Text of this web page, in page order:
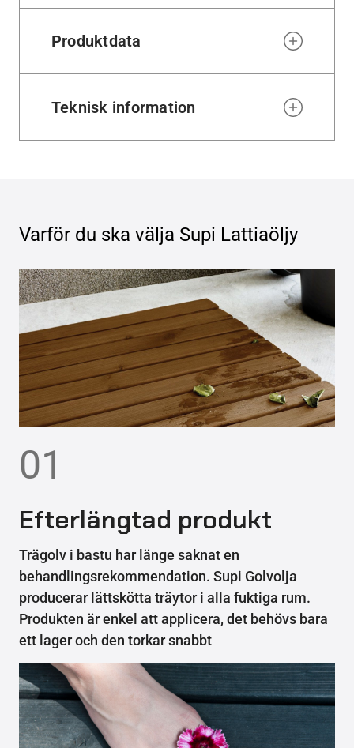
Produktdata
Teknisk information
Varför du ska välja Supi Lattiaöljy
01
Efterlängtad produkt
Trägolv i bastu har länge saknat en
behandlingsrekommendation. Supi Golvolja
producerar lättskötta träytor i alla fuktiga rum.
Produkten är enkel att applicera, det behövs bara
ett lager och den torkar snabbt